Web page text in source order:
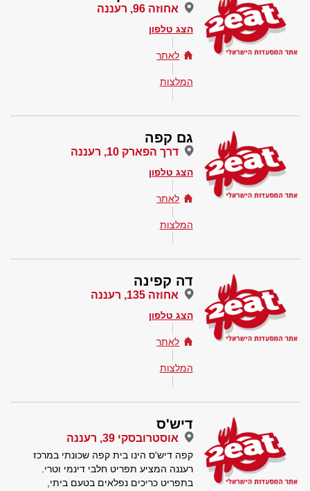
אחוזה 96, רעננה
הצג טלפון
לאתר
המלצות
גם קפה
דרך הפארק 10, רעננה
הצג טלפון
לאתר
המלצות
דה קפינה
אחוזה 135, רעננה
הצג טלפון
לאתר
המלצות
דיש'ס
אוסטרובסקי 39, רעננה
קפה דיש'ס הינו בית קפה שכונתי במרכז
רעננה המציע תפריט חלבי דינמי וטרי.
בתפריט כריכים נפלאים בטעם ביתי,